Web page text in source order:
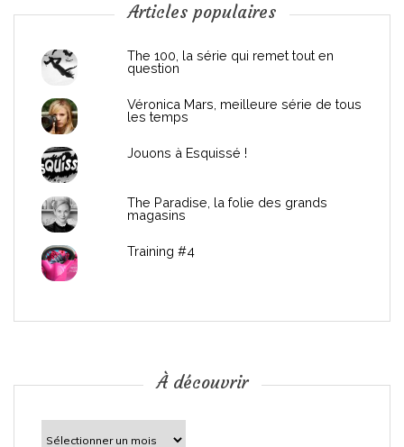
n
c
Articles populaires
The 100, la série qui remet tout en
question
Véronica Mars, meilleure série de tous
les temps
Jouons à Esquissé !
The Paradise, la folie des grands
magasins
Training #4
À découvrir
découvrir